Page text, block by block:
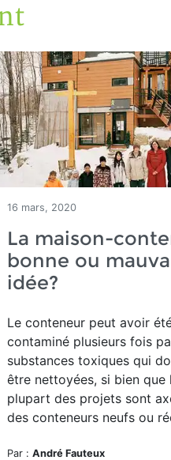
16 mars, 2020
La maison-
bonne ou
idée?
Le conteneur peut avoir
contaminé plusieurs fois
substances toxiques qui
être nettoyées, si bien que
plupart des projets sont
des conteneurs neufs ou
Par : André Fauteux